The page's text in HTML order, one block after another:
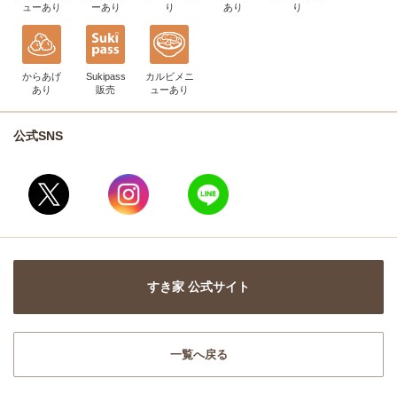
ューあり
ーあり
り
あり
り
からあげ
あり
Sukipass
販売
カルビメニ
ューあり
公式SNS
すき家 公式サイト
一覧へ戻る